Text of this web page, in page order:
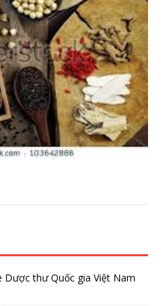
Dược thư Quốc gia Việt Nam